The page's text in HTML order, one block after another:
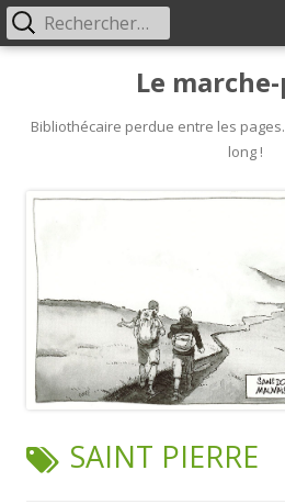
content
Le
Bibliothécaire perdue entre les
long !
Primary
Rechercher :
TAG:
SAINT PIERRE